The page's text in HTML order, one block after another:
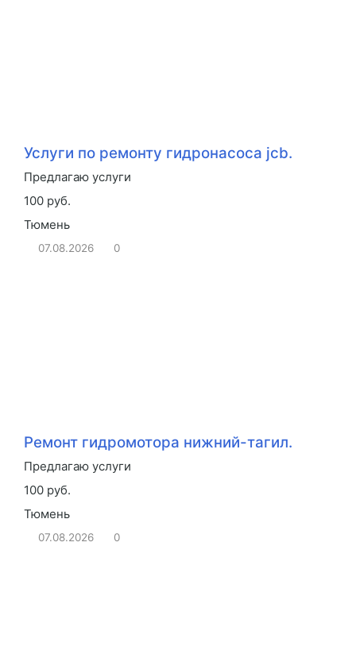
Услуги по ремонту гидронасоса jcb.
Предлагаю услуги
100 руб.
Тюмень
07.08.2026 0
Ремонт гидромотора нижний-тагил.
Предлагаю услуги
100 руб.
Тюмень
07.08.2026 0